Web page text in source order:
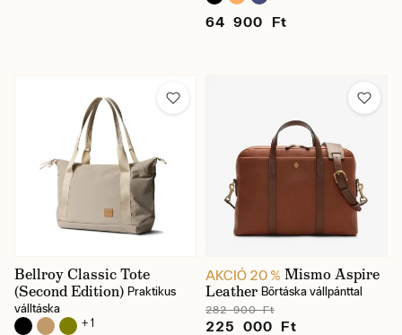
64 900 Ft
Bellroy Classic Tote
(Second Edition) Praktikus
válltáska
+ 1
AKCIÓ 20 % Mismo Aspire
Leather Bőrtáska vállpánttal
282 900 Ft
225 000 Ft